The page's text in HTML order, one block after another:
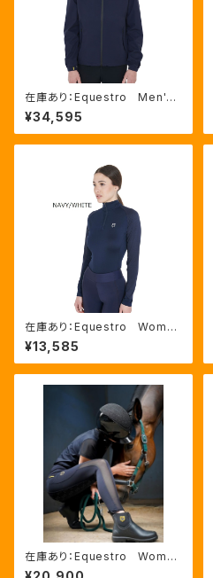
在庫あり：Equestro Men's
３Layer レインコート BL
ACK、NAVY ２色（ETM0002
5）
¥34,595
在庫あり：Equestro Wome
n's UVカット ベースレイヤ
ー 3色 XS、S、Lサイズ （E
TW00007）
¥13,585
在庫あり：Equestro Wome
n’ｓ メッシュインサート フル